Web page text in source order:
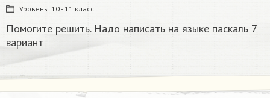
Уровень: 10 - 11 класс
Помогите решить. Надо написать на языке паскаль 7
вариант